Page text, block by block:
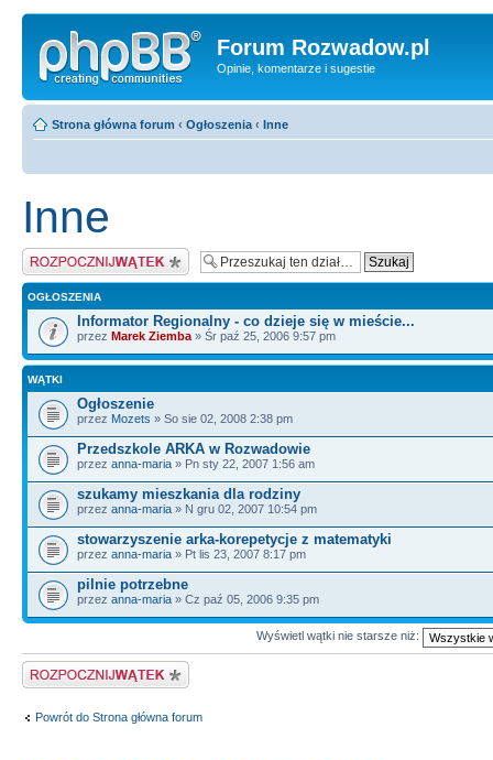
Forum Rozwadow.pl
Opinie, komentarze i sugestie
Strona główna forum ‹ Ogłoszenia ‹ Inne
Inne
Napisz wątek
OGŁOSZENIA
Informator Regionalny - co dzieje się w mieście...
przez Marek Ziemba » Śr paź 25, 2006 9:57 pm
WĄTKI
Ogłoszenie
przez Mozets » So sie 02, 2008 2:38 pm
Przedszkole ARKA w Rozwadowie
przez anna-maria » Pn sty 22, 2007 1:56 am
szukamy mieszkania dla rodziny
przez anna-maria » N gru 02, 2007 10:54 pm
stowarzyszenie arka-korepetycje z matematyki
przez anna-maria » Pt lis 23, 2007 8:17 pm
pilnie potrzebne
przez anna-maria » Cz paź 05, 2006 9:35 pm
Wyświetl wątki nie starsze niż:
Napisz wątek
Powrót do Strona główna forum